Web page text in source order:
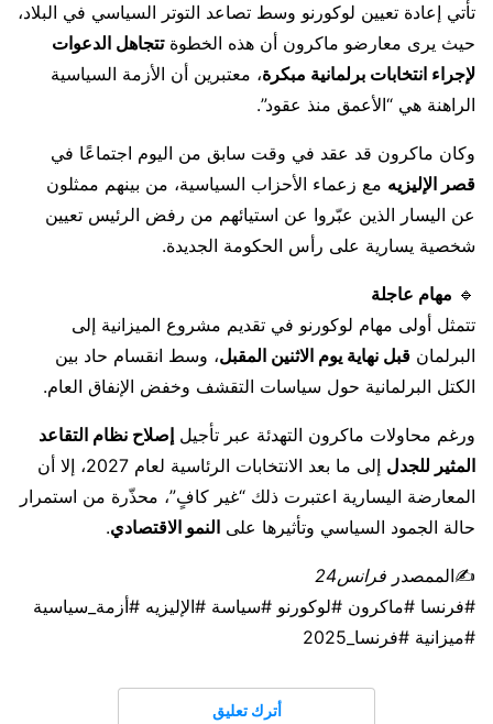
تأتي إعادة تعيين لوكورنو وسط تصاعد التوتر السياسي في البلاد،
حيث يرى معارضو ماكرون أن هذه الخطوةتتجاهل الدعوات
لإجراء انتخابات برلمانية مبكرة، معتبرين أن الأزمة السياسية
الراهنة هي “الأعمق منذ عقود”.
وكان ماكرون قد عقد في وقت سابق من اليوم اجتماعًا في
قصر الإليزيه مع زعماء الأحزاب السياسية، من بينهم ممثلون
عن اليسار الذين عبّروا عن استيائهم من رفض الرئيس تعيين
شخصية يسارية على رأس الحكومة الجديدة.
🔹 مهام عاجلة
تتمثل أولى مهام لوكورنو في تقديم مشروع الميزانية إلى
البرلمان قبل نهاية يوم الاثنين المقبل، وسط انقسام حاد بين
الكتل البرلمانية حول سياسات التقشف وخفض الإنفاق العام.
ورغم محاولات ماكرون التهدئة عبر تأجيل إصلاح نظام التقاعد
المثير للجدل
إلى ما بعد الانتخابات الرئاسية لعام 2027، إلا أن
المعارضة اليسارية اعتبرت ذلك “غير كافٍ”، محذّرة من استمرار
حالة الجمود السياسي وتأثيرها على النمو الاقتصادي.
✍️الممصدر فرانس24
#فرنسا #ماكرون #لوكورنو #سياسة #الإليزيه #أزمة_سياسية
#ميزانية #فرنسا_2025
أترك تعليق